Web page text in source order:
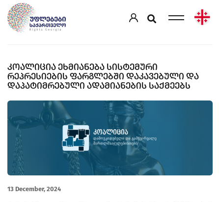
ᲙᲝᲐᲚᲘᲪᲘᲐ ᲔᲮᲛᲘᲐᲜᲔᲑᲐ ᲡᲘᲡᲢᲔᲛᲣᲠᲘ
ᲠᲔᲞᲠᲔᲡᲘᲔᲑᲘᲡ ᲤᲐᲠᲒᲚᲔᲑᲨᲘ ᲓᲐᲙᲐᲕᲔᲑᲣᲚᲘ ᲓᲐ
ᲓᲐᲞᲐᲢᲘᲛᲠᲔᲑᲣᲚᲘ ᲐᲓᲐᲛᲘᲐᲜᲔᲑᲘᲡ ᲡᲐᲥᲛᲔᲔᲑᲡ
13 December, 2024